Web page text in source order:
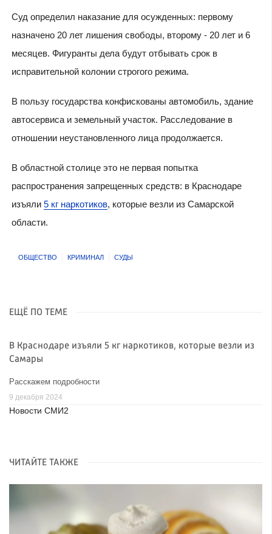
Суд определил наказание для осужденных: первому
назначено 20 лет лишения свободы, второму - 20 лет и 6
месяцев. Фигуранты дела будут отбывать срок в
исправительной колонии строгого режима.
В пользу государства конфискованы автомобиль, здание
автосервиса и земельный участок. Расследование в
отношении неустановленного лица продолжается.
В областной столице это не первая попытка
распространения запрещенных средств: в Краснодаре
изъяли 5 кг наркотиков, которые везли из Самарской
области.
ОБЩЕСТВО КРИМИНАЛ СУДЫ
ЕЩЁ ПО ТЕМЕ
В Краснодаре изъяли 5 кг наркотиков, которые везли из
Самары
Расскажем подробности
9 декабря 2024
Новости СМИ2
ЧИТАЙТЕ ТАКЖЕ